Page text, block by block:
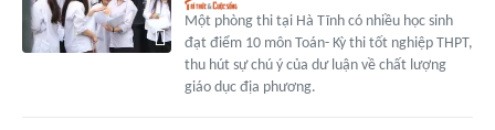
Một phòng thi tại Hà Tĩnh có nhiều học sinh
đạt điểm 10 môn Toán- Kỳ thi tốt nghiệp THPT,
thu hút sự chú ý của dư luận về chất lượng
giáo dục địa phương.